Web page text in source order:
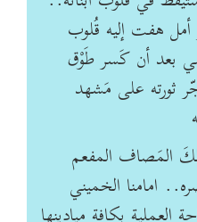
أمل هفت إليه قُلوب
بعد أن كَسر طَوْق
ثورته على مَشهد
المَصاف المفعم
امامنا الخميني